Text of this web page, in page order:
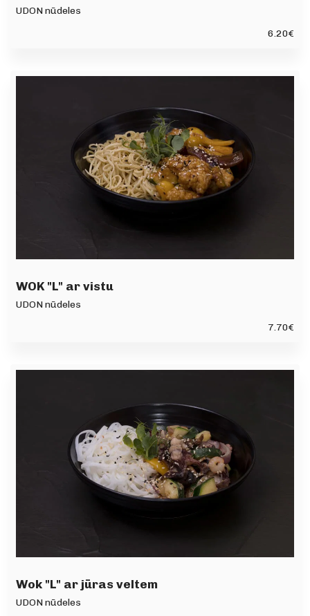
UDON nūdeles
6.20€
WOK "L" ar vistu
UDON nūdeles
7.70€
Wok "L" ar jūras veltem
UDON nūdeles